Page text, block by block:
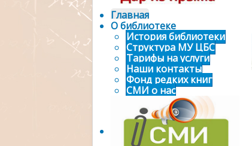
Главная
О библиотеке
История библиотеки
Структура МУ ЦБС
Тарифы на услуги
Наши контакты
Фонд редких книг
СМИ о нас